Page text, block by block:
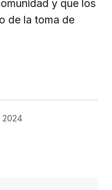
y que los
de la toma de
2024